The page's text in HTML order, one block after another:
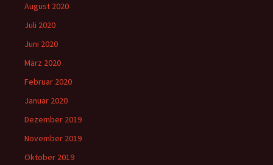
August 2020
Juli 2020
Juni 2020
März 2020
Februar 2020
Januar 2020
Dezember 2019
November 2019
Oktober 2019